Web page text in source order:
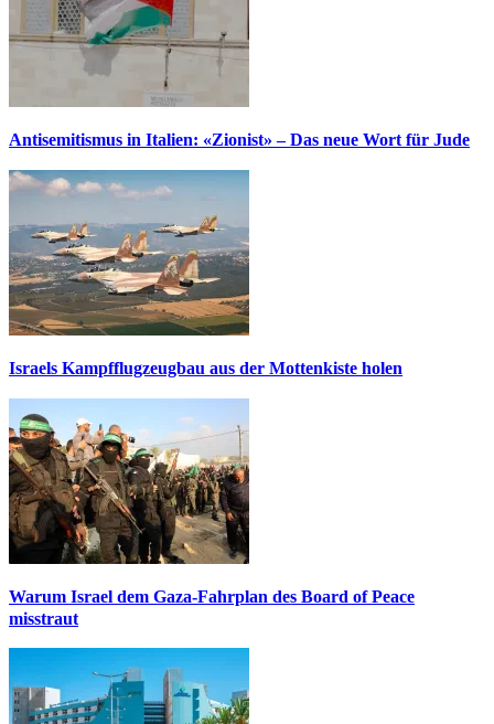
Antisemitismus in Italien: «Zionist» – Das neue Wort für Jude
Israels Kampfflugzeugbau aus der Mottenkiste holen
Warum Israel dem Gaza-Fahrplan des Board of Peace
misstraut